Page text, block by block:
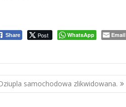
Share Post WhatsApp Email
samochodowa zlikwidowana.